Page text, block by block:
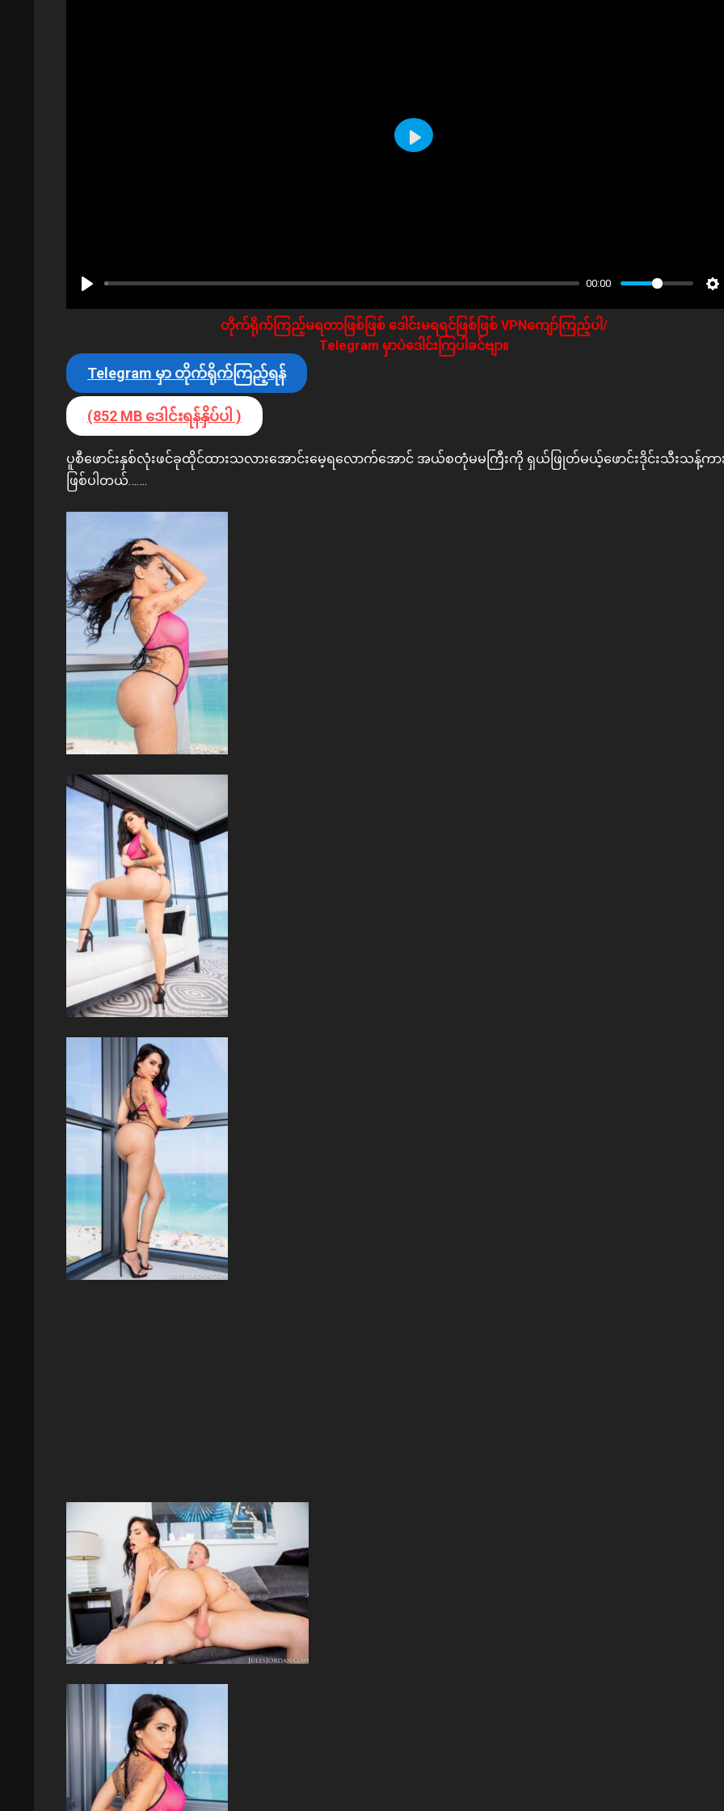
00:00
Play
တိုက်ရိုက်ကြည့်မရတာဖြစ်ဖြစ် ဒေါင်းမရရင်ဖြစ်ဖြစ် VPNကျော်ကြည့်ပါ/
Telegram မှာပဲဒေါင်းကြပါခင်ဗျာ။
Telegram မှာ တိုက်ရိုက်ကြည့်ရန်
(852 MB ဒေါင်းရန်နှိပ်ပါ )
ပူစီဖောင်းနှစ်လုံးဖင်ခုထိုင်ထားသလားအောင်းမေ့ရလောက်အောင် အယ်စတုံမမကြီးကို ရှယ်ဖြုတ်မယ့်ဖောင်းဒိုင်းသီးသန့်ကာ
ဖြစ်ပါတယ်…….